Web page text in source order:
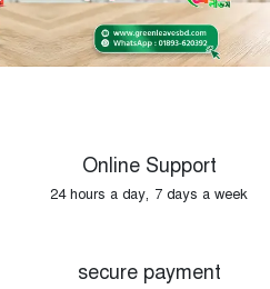
Online Support
24 hours a day, 7 days a week
secure payment